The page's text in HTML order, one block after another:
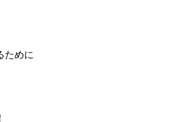
ために